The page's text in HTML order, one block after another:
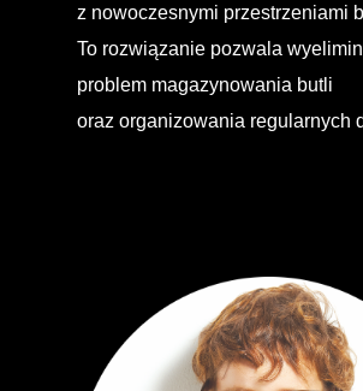
z nowoczesnymi przestrzeniami
To rozwiązanie pozwala
problem magazynowania butli
oraz organizowania regularnych